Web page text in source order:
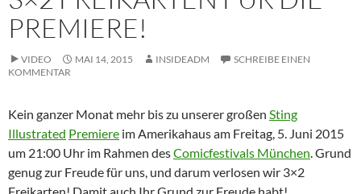
PREMIERE!
VIDEO MAI 14, 2015 INSIDEADM
SCHREIBE EINEN
KOMMENTAR
Kein ganzer Monat mehr bis zu unserer großen Sting
Illustrated Premiere im Amerikahaus am Freitag, 5. Juni 2015
um 21:00 Uhr im Rahmen desComicfestivals München. Grund
genug zur Freude für uns, und darum verlosen wir 3×2